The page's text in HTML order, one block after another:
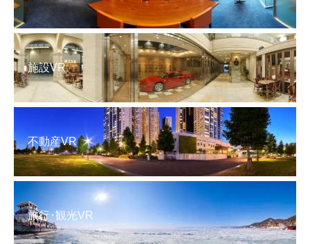
施設VR
不動産VR
旅行･観光VR